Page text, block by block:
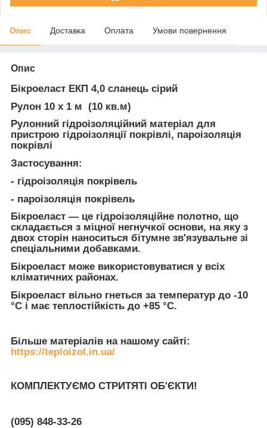
Опис Доставка Оплата Умови повернення
Опис
Бікроеласт ЕКП 4,0 сланець сірий
Рулон 10 х 1 м (10 кв.м)
Рулонний гідроізоляційний матеріал для
пристрою гідроізоляції покрівлі, пароізоляція
покрівлі
Застосування:
- гідроізоляція покрівель
- пароізоляція покрівель
Бікроеласт — це гідроізоляційне полотно, що
складається з міцної негнучкої основи, на яку з
двох сторін наноситься бітумне зв'язувальне зі
спеціальними добавками.
Бікроеласт може використовуватися у всіх
кліматичних районах.
Бікроеласт вільно гнеться за температур до -10
°C і має теплостійкість до +85 °C.
Більше матеріалів на нашому сайті:
https://teploizol.in.ua/
КОМПЛЕКТУЄМО СТРИТЯТІ ОБ'ЄКТИ!
(095) 848-33-26